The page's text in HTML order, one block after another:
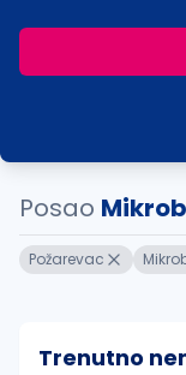
Posao
Požarevac
Trenutno